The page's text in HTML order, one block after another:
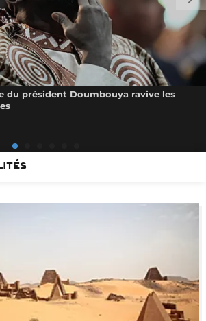
du président Doumbouya ravive les